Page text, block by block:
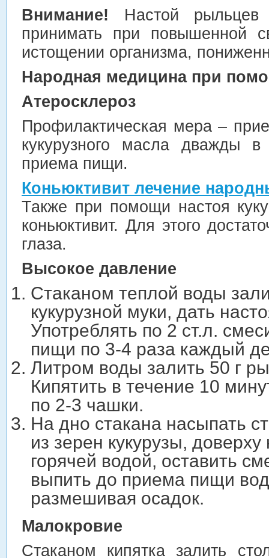
Внимание! Настой рыльцев
принимать при повышенной
истощении организма,
Народная медицина при
Атеросклероз
Профилактическая мера –
кукурузного масла дважды
приема пищи.
Коньюктивит лечение
Также при помощи настоя
коньюктивит. Для этого
глаза.
Высокое давление
Стаканом теплой воды
кукурузной муки, дать
Употреблять по 2 ст.л.
пищи по 3-4 раза каждый
Литром воды залить 50 г
Кипятить в течение 10
по 2-3 чашки.
На дно стакана насыпать
из зерен кукурузы,
горячей водой, оставить
выпить до приема пищи
размешивая осадок.
Малокровие
Стаканом кипятка залить